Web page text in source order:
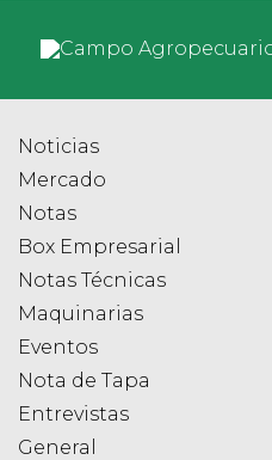
Noticias
Mercado
Notas
Box Empresarial
Notas Técnicas
Maquinarias
Eventos
Nota de Tapa
Entrevistas
General